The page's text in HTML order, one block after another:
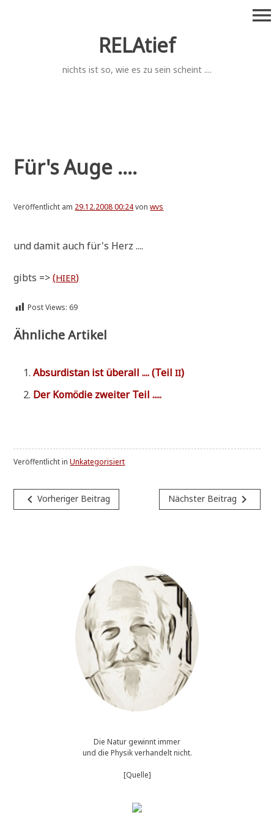
RELAtief
nichts ist so, wie es zu sein scheint ....
menu
Für's Auge ....
Veröffentlicht am 29.12.2008 00:24vonwvs
und damit auch für's Herz ....
gibts =>(HIER)
Post Views: 69
Ähnliche Artikel
Absur­di­stan ist über­all .... (TeilII)
Der Komö­die zwei­ter Teil .....
Veröffentlicht inUnkategorisiert
Beitragsnavigation
navigate_beforeVorheriger Beitrag Nächster Beitrag navigate_next
Die Natur gewinnt immer
und die Physik verhandelt nicht.
[Quelle]